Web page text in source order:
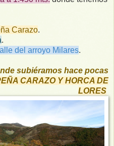
Carazo.
.
del arroyo Milares.
subiéramos hace pocas
CARAZO Y HORCA DE
LORES